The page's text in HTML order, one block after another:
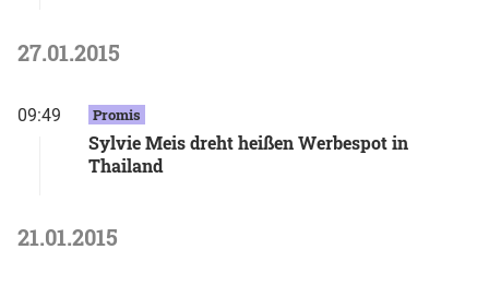
27.01.2015
09:49 Promis
Sylvie Meis dreht heißen Werbespot in
Thailand
21.01.2015